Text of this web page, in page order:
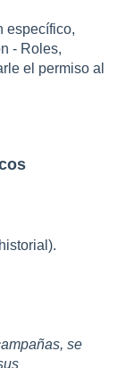
específico,
- Roles,
el permiso al
se